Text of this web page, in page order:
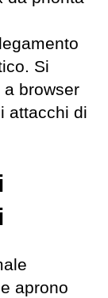
Si
browser
attacchi di
aprono